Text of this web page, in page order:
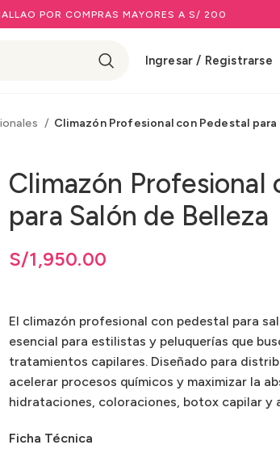
POR COMPRAS MAYORES A S/ 200
Ingresar / Registrarse
Climazón Profesional con Pedestal para
Climazón Profesional
para Salón de Belleza
S/1,950.00
El climazón profesional con pedestal para
esencial para estilistas y peluquerías que
tratamientos capilares. Diseñado para
acelerar procesos químicos y maximizar la
hidrataciones, coloraciones, botox capilar y
Ficha Técnica